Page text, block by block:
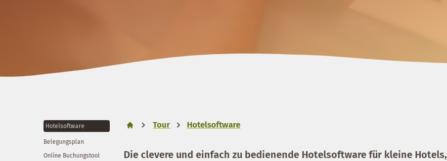
Hotelsoftware
Belegungsplan
Online Buchungstool
Tour Hotelsoftware
Die clevere und einfach zu bedienende Hotelsoftware für kleine Hotels,